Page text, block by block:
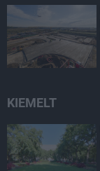
KIEMELT